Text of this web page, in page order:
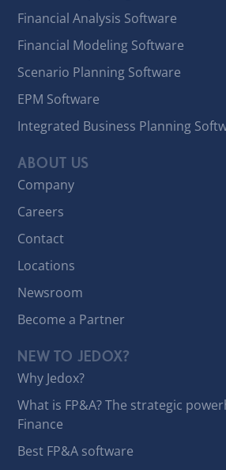
Financial Analysis Software
Financial Modeling Software
Scenario Planning Software
EPM Software
Integrated Business Planning
ABOUT US
Company
Careers
Contact
Locations
Newsroom
Become a Partner
NEW TO JEDOX?
Why Jedox?
What is FP&A? The strategic
Finance
Best FP&A software